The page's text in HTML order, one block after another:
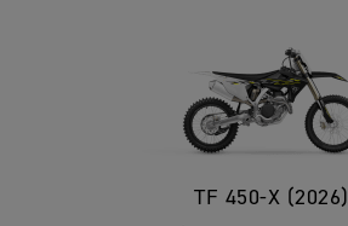
TF 450-X (2026)